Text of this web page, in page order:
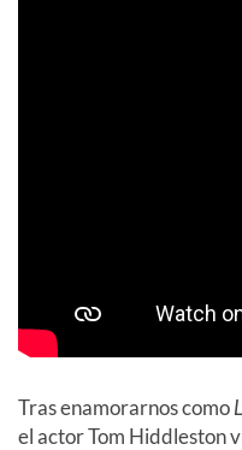
Tras enamorarnos como
el actor Tom Hiddleston